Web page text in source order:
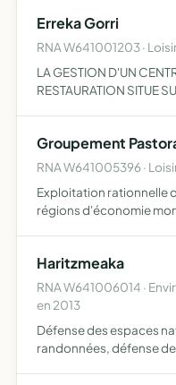
Erreka Gorri
RNA W641001203 ·
LA GESTION D'UN
RESTAURATION SITUE
Groupement
RNA W641005396 ·
Exploitation rationnelle
régions d'économie
Haritzmeaka
RNA W641006014 ·
en 2013
Défense des espaces
randonnées, défense